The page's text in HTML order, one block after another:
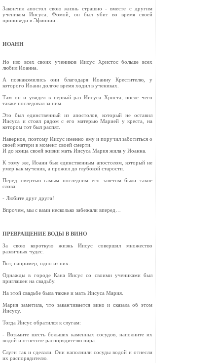
Закончил апостол свою жизнь страшно - вместе с другим
учеником Иисуса, Фомой, он был убит во время своей
проповеди в Эфиопии...
ИОАНН
Но изо всех своих учеников Иисус Христос больше всех
любил Иоанна.
А познакомились они благодаря Иоанну Крестителю, у
которого Иоанн долгое время ходил в учениках.
Там он и увидел в первый раз Иисуса Христа, после чего
также последовал за ним.
Это был единственный из апостолов, который не оставил
Иисуса и стоял рядом с его матерью Марией у креста, на
котором тот был распят.
Наверное, поэтому Иисус именно ему и поручил заботиться о
своей матери в момент своей смерти.
И до конца своей жизни мать Иисуса Мария жила у Иоанна.
К тому же, Иоанн был единственным апостолом, который не
умер как мученик, а прожил до глубокой старости.
Перед смертью самым последним его заветом были такие
слова:
- Любите друг друга!
Впрочем, мы с вами несколько забежали вперед…
ПРЕВРАЩЕНИЕ ВОДЫ В ВИНО
За свою короткую жизнь Иисус совершил множество
различных чудес.
Вот, например, одно из них.
Однажды в городе Кана Иисус со своими учениками был
приглашен на свадьбу.
На этой свадьбе была также и мать Иисуса Мария.
Мария заметила, что заканчивается вино и сказала об этом
Иисусу.
Тогда Иисус обратился к слугам:
- Возьмите шесть больших каменных сосудов, наполните их
водой и отнесите распорядителю пира.
Слуги так и сделали. Они наполнили сосуды водой и отнесли
их распорядителю.